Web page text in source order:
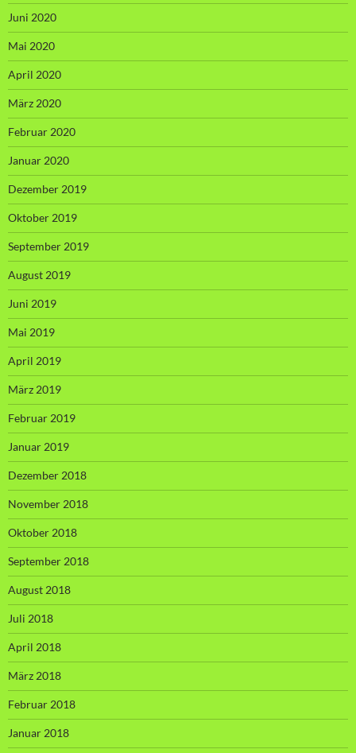
Juni 2020
Mai 2020
April 2020
März 2020
Februar 2020
Januar 2020
Dezember 2019
Oktober 2019
September 2019
August 2019
Juni 2019
Mai 2019
April 2019
März 2019
Februar 2019
Januar 2019
Dezember 2018
November 2018
Oktober 2018
September 2018
August 2018
Juli 2018
April 2018
März 2018
Februar 2018
Januar 2018